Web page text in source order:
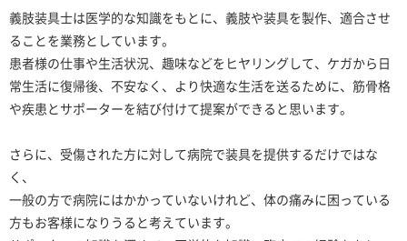
義肢装具士は医学的な知識をもとに、義肢や装具を製作、適合させ
ることを業務としています。
患者様の仕事や生活状況、趣味などをヒヤリングして、ケガから日
常生活に復帰後、不安なく、より快適な生活を送るために、筋骨格
や疾患とサポーターを結び付けて提案ができると思います。
さらに、受傷された方に対して病院で装具を提供するだけではな
く、
一般の方で病院にはかかっていないけれど、体の痛みに困っている
方もお客様になりうると考えています。